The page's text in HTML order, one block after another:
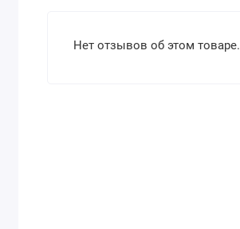
Нет отзывов об этом товаре.